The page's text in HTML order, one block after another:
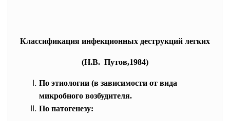
Классификация инфекционных деструкций легких
(Н.В. Путов,1984)
По этиологии (в зависимости от вида
микробного возбудителя.
По патогенезу: